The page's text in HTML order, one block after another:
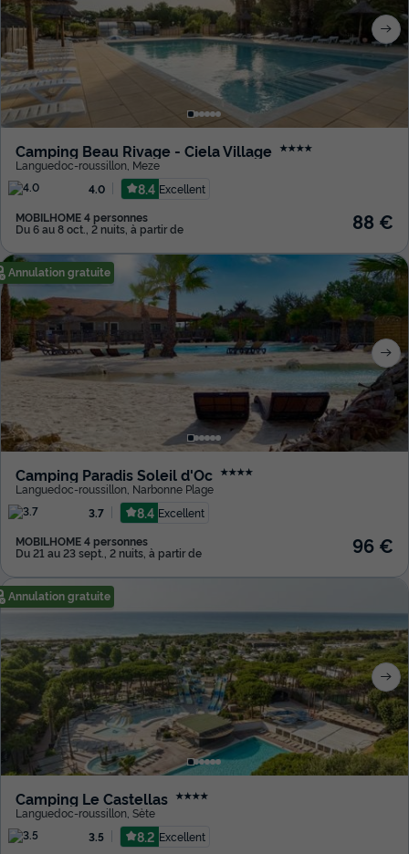
Camping Beau Rivage - Ciela Village ★★★★
Languedoc-roussillon Meze
4.0
8.4 Excellent
MOBILHOME 4 personnes
Du 6 au 8 oct., 2 nuits, à partir de 88 €
Annulation gratuite
Camping Paradis Soleil d'Oc ★★★★
Languedoc-roussillon Narbonne Plage
3.7
8.4 Excellent
MOBILHOME 4 personnes
Du 21 au 23 sept., 2 nuits, à partir de 96 €
Annulation gratuite
Camping Le Castellas ★★★★
Languedoc-roussillon Sète
3.5
8.2 Excellent